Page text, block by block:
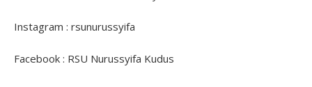
Instagram : rsunurussyifa
Facebook : RSU Nurussyifa Kudus